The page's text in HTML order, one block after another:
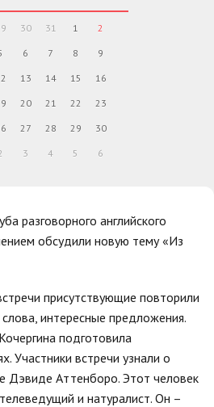
разговорного английского
обсудили новую тему «Из
присутствующие повторили
интересные предложения.
подготовила
Участники встречи узнали о
Дэвиде Аттенборо. Этот человек
и натуралист. Он –
30 31 1 2
6 7 8 9
13 14 15 16
20 21 22 23
27 28 29 30
3 4 5 6